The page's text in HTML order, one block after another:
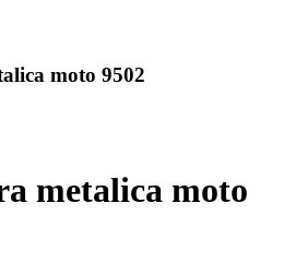
moto 9502
metalica moto